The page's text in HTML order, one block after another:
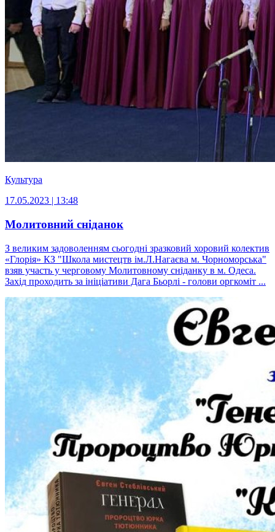
Культура
17.05.2023 | 13:48
Молитовний сніданок
З великим задоволенням сьогодні зразковий хоровий колектив
«Глорія» КЗ "Школа мистецтв ім.Л.Нагаєва м. Чорноморська"
взяв участь у черговому Молитовному сніданку в м. Одеса.
Захід проходить за ініціативи Дага Бьорлі - голови оргкоміт ...